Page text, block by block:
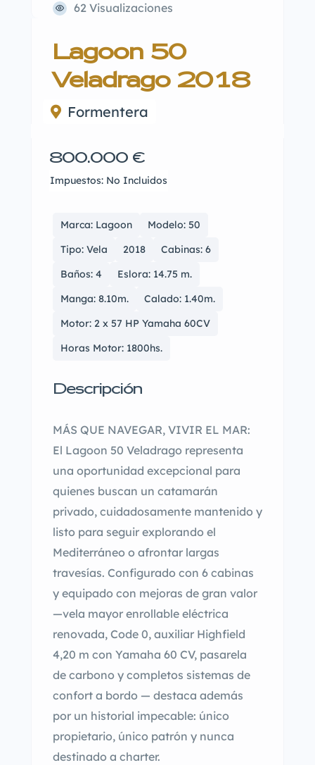
62 Visualizaciones
Lagoon 50
Veladrago 2018
Formentera
800.000 €
Impuestos: No Incluidos
Marca: Lagoon
Modelo: 50
Tipo: Vela
2018
Cabinas: 6
Baños: 4
Eslora: 14.75 m.
Manga: 8.10m.
Calado: 1.40m.
Motor: 2 x 57 HP Yamaha 60CV
Horas Motor: 1800hs.
Descripción
MÁS QUE NAVEGAR, VIVIR EL MAR:
El Lagoon 50 Veladrago representa
una oportunidad excepcional para
quienes buscan un catamarán
privado, cuidadosamente mantenido y
listo para seguir explorando el
Mediterráneo o afrontar largas
travesías. Configurado con 6 cabinas
y equipado con mejoras de gran valor
—vela mayor enrollable eléctrica
renovada, Code 0, auxiliar Highfield
4,20 m con Yamaha 60 CV, pasarela
de carbono y completos sistemas de
confort a bordo — destaca además
por un historial impecable: único
propietario, único patrón y nunca
destinado a charter.